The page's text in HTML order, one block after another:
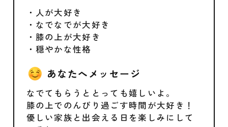
・人が大好き
・なでなでが大好き
・膝の上が大好き
・穏やかな性格
あなたへメッセージ
なでてもらうととっても嬉しいよ。
膝の上でのんびり過ごす時間が大好き！
優しい家族と出会える日を楽しみにして